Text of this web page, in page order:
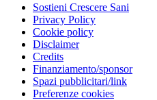
Sostieni Crescere Sani
Privacy Policy
Cookie policy
Disclaimer
Credits
Finanziamento/sponsor
Spazi pubblicitari/link
Preferenze cookies